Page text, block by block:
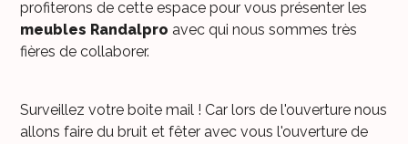
profiterons de cette espace pour vous présenter les
meubles Randalpro avec qui nous sommes très
fières de collaborer.
Surveillez votre boite mail ! Car lors de l'ouverture nous
allons faire du bruit et fêter avec vous l'ouverture de